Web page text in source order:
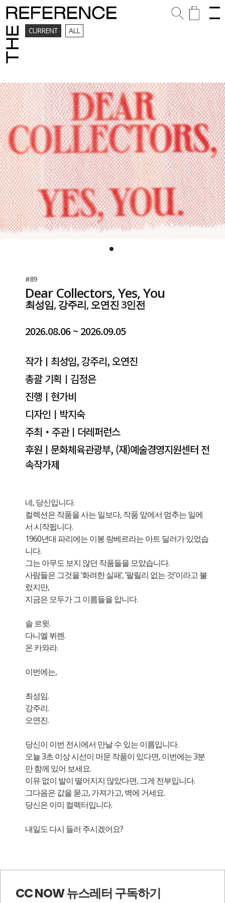
CURRENT ALL
#89
Dear Collectors, Yes, You
최성임, 강주리, 오연진 3인전
2026.08.06 ~ 2026.09.05
작가ㅣ최성임, 강주리, 오연진
총괄 기획ㅣ김정은
진행ㅣ현가비
디자인ㅣ박지숙
주최・주관ㅣ더레퍼런스
후원ㅣ문화체육관광부, (재)예술경영지원센터 전
속작가제
네, 당신입니다.
컬렉션은 작품을 사는 일보다, 작품 앞에서 멈추는 일에
서 시작됩니다.
1960년대 파리에는 이봉 랑베르라는 아트 딜러가 있었습
니다.
그는 아무도 보지 않던 작품들을 모았습니다.
사람들은 그것을 ‘화려한 실패’, ‘팔릴리 없는 것’이라고 불
렀지만,
지금은 모두가 그 이름들을 압니다.
솔 르윗.
다니엘 뷔렌.
온 카와라.
이번에는,
최성임.
강주리.
오연진.
당신이 이번 전시에서 만날 수 있는 이름입니다.
오늘 3초 이상 시선이 머문 작품이 있다면, 이번에는 3분
만 함께 있어 보세요.
이유 없이 발이 떨어지지 않았다면, 그게 전부입니다.
그다음은 값을 묻고, 가져가고, 벽에 거세요.
당신은 이미 컬렉터입니다.
내일도 다시 들러 주시겠어요?
CC NOW 뉴스레터 구독하기